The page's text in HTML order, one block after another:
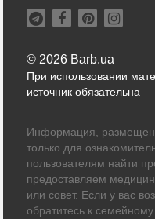
© 2026 Barb.ua
При использовании
источник обязательна
Информация,
только для
пользователям найти
предоставляем
или совет. Если у вас
обратитесь к семейному